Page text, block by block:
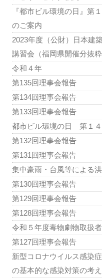
『都市ビル環境の日』第
のご案内
2023年度（公財）日本建
講習会（福岡県開催分抜粋
令和４年
第135回理事会報告
第134回理事会報告
第133回理事会報告
都市ビル環境の日 第１
第132回理事会報告
第131回理事会報告
集中豪雨・台風等による
第130回理事会報告
第129回理事会報告
第128回理事会報告
令和５年度毒物劇物取扱
第127回理事会報告
新型コロナウイルス感染
の基本的な感染対策の考